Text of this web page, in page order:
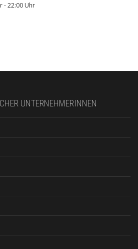
-22:00 Uhr
UNTERNEHMERINNEN